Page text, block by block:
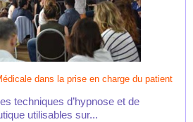
dans la prise en charge du patient
techniques d’hypnose et de
utilisables sur...